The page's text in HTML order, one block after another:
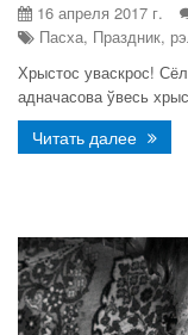
16 апреля 2017 г.
Пасха, Праздник,
Хрыстос уваскрос!
адначасова ўвесь
Читать далее